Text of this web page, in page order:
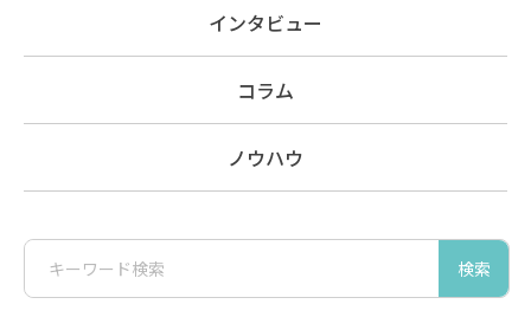
インタビュー
コラム
ノウハウ
検索